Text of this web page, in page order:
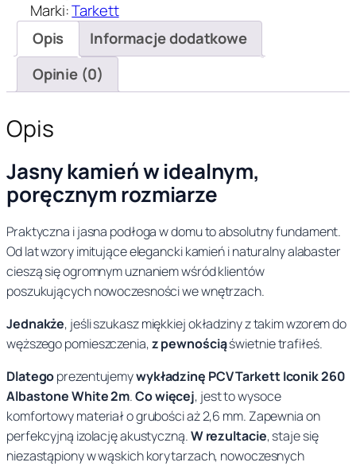
i
n
a
P
V
T
r
k
t
t
I
c
o
n
k
2
6
0
B
o
t
e
n
a
w
y
n
o
s
i
ł
n
n
a
w
y
n
o
s
i
:
3
Marki:Tarkett
Opis
Informacje dodatkowe
Opinie (0)
Opis
Jasny kamień w idealnym,
poręcznym rozmiarze
Praktyczna i jasna podłoga w domu to absolutny fundament.
Od lat wzory imitujące elegancki kamień i naturalny alabaster
cieszą się ogromnym uznaniem wśród klientów
poszukujących nowoczesności we wnętrzach.
Jednakże, jeśli szukasz miękkiej okładziny z takim wzorem do
węższego pomieszczenia,z pewnościąświetnie trafiłeś.
Dlategoprezentujemywykładzinę PCV Tarkett Iconik 260
Albastone White 2m.Co więcej, jest to wysoce
komfortowy materiał o grubości aż 2,6 mm. Zapewnia on
perfekcyjną izolację akustyczną.W rezultacie, staje się
niezastąpiony w wąskich korytarzach, nowoczesnych